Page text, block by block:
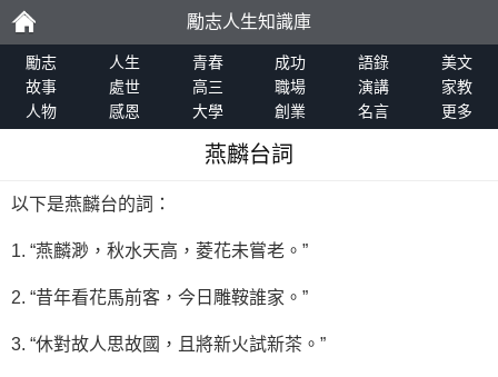
勵
志
勵志人生知識庫
勵志 人生 青春 成功 語錄
美文
故事
處世 高三 職場 演講
家教
人物
感恩 大學 創業 名言 更多
燕麟台詞
以下是燕麟台的詞：
1. “燕麟渺，秋水天高，菱花未嘗老。”
2. “昔年看花馬前客，今日雕鞍誰家。”
3. “休對故人思故國，且將新火試新茶。”